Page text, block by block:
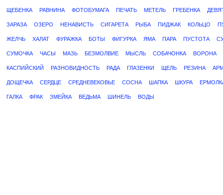
ЩЕБЕНКА РАВНИНА ФОТОБУМАГА ПЕЧАТЬ МЕТЕЛЬ ГРЕБЕНКА
ЗАРАЗА ОЗЕРО НЕНАВИСТЬ СИГАРЕТА РЫБА ПИДЖАК КОЛЬЦО
ЖЕЛЧЬ ХАЛАТ ФУРАЖКА БОТЫ ФИГУРКА ЯМА ПАРА ПУСТОТА
СУМОЧКА ЧАСЫ МАЗЬ БЕЗМОЛВИЕ МЫСЛЬ СОБАЧОНКА ВОРОНА
КАСПИЙСКИЙ РАЗНОВИДНОСТЬ РАДА ГЛАЗЕНКИ ЩЕЛЬ РЕЗИНА
ДОЩЕЧКА СЕРДЦЕ СРЕДНЕВЕКОВЬЕ СОСНА ШАПКА ШКУРА
ГАЛКА ФРАК ЗМЕЙКА ВЕДЬМА ШИНЕЛЬ ВОДЫ